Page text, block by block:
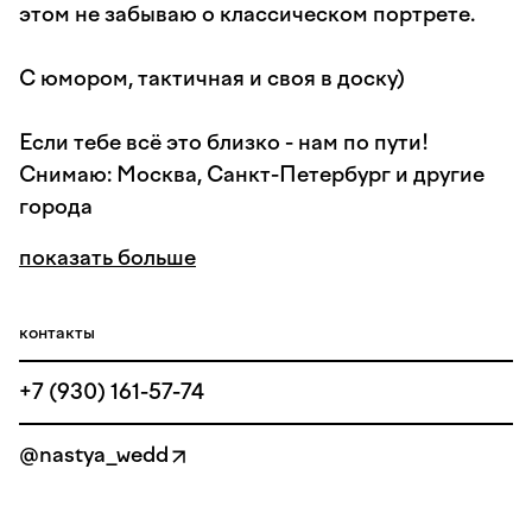
этом не забываю о классическом портрете.
С юмором, тактичная и своя в доску)
Если тебе всё это близко - нам по пути!
Снимаю: Москва, Санкт-Петербург и другие
города
показать больше
контакты
+7 (930) 161-57-74
@nastya_wedd